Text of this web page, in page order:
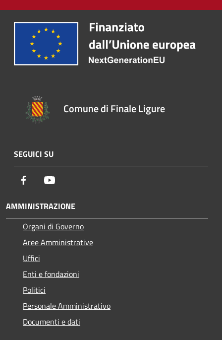
Comune di Finale Ligure
SEGUICI SU
Facebook
AMMINISTRAZIONE
Organi di Governo
Aree Amministrative
Uffici
Enti e fondazioni
Politici
Personale Amministrativo
Documenti e dati